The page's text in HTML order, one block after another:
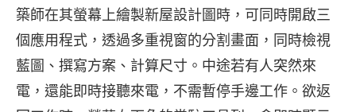
築師在其螢幕上繪製新屋設計圖時，可同時開啟三
個應用程式，透過多重視窗的分割畫面，同時檢視
藍圖、撰寫方案、計算尺寸。中途若有人突然來
電，還能即時接聽來電，不需暫停手邊工作。欲返